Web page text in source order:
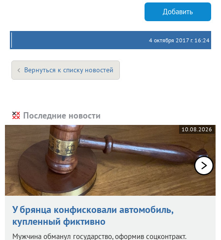
Добавить
4 октября 2017 г. 16:24
Вернуться к списку новостей
Последние новости
10.08.2026
У брянца конфисковали автомобиль,
купленный фиктивно
Мужчина обманул государство, оформив соцконтракт.